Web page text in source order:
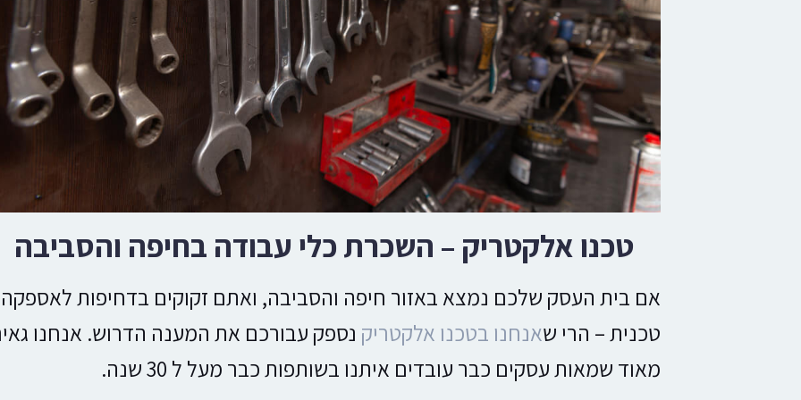
טכנו אלקטריק – השכרת כלי עבודה בחיפה והסביבה
אם בית העסק שלכם נמצא באזור חיפה והסביבה, ואתם זקוקים בדחיפות לאספקה
טכנית – הרי שאנחנו בטכנו אלקטריק נספק עבורכם את המענה הדרוש. אנחנו
מאוד שמאות עסקים כבר עובדים איתנו בשותפות כבר מעל ל 30 שנה.